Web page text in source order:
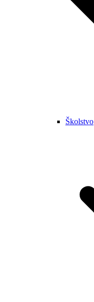
Školstvo